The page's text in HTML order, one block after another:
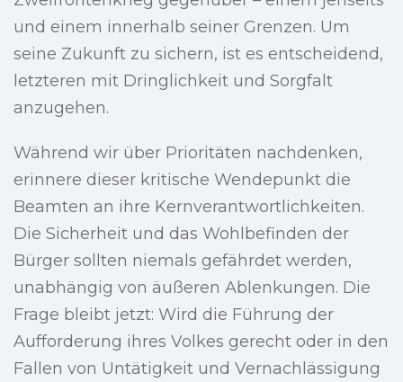
und einem innerhalb seiner Grenzen. Um
seine Zukunft zu sichern, ist es entscheidend,
letzteren mit Dringlichkeit und Sorgfalt
anzugehen.
Während wir über Prioritäten nachdenken,
erinnere dieser kritische Wendepunkt die
Beamten an ihre Kernverantwortlichkeiten.
Die Sicherheit und das Wohlbefinden der
Bürger sollten niemals gefährdet werden,
unabhängig von äußeren Ablenkungen. Die
Frage bleibt jetzt: Wird die Führung der
Aufforderung ihres Volkes gerecht oder in den
Fallen von Untätigkeit und Vernachlässigung